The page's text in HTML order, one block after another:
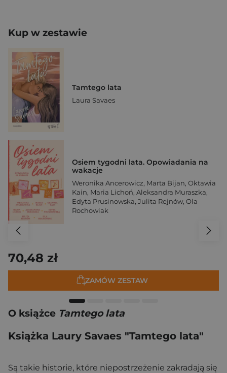
Kup w zestawie
Tamtego lata
Laura Savaes
Osiem tygodni lata. Opowiadania na
wakacje
Weronika Ancerowicz, Marta Bijan, Oktawia
Kain, Maria Lichoń, Aleksandra Muraszka,
Edyta Prusinowska, Julita Rejnów, Ola
Rochowiak
70,48 zł
ZAMÓW ZESTAW
O książce Tamtego lata
Książka Laury Savaes "Tamtego lata"
Są takie historie, które niepostrzeżenie zakradają się